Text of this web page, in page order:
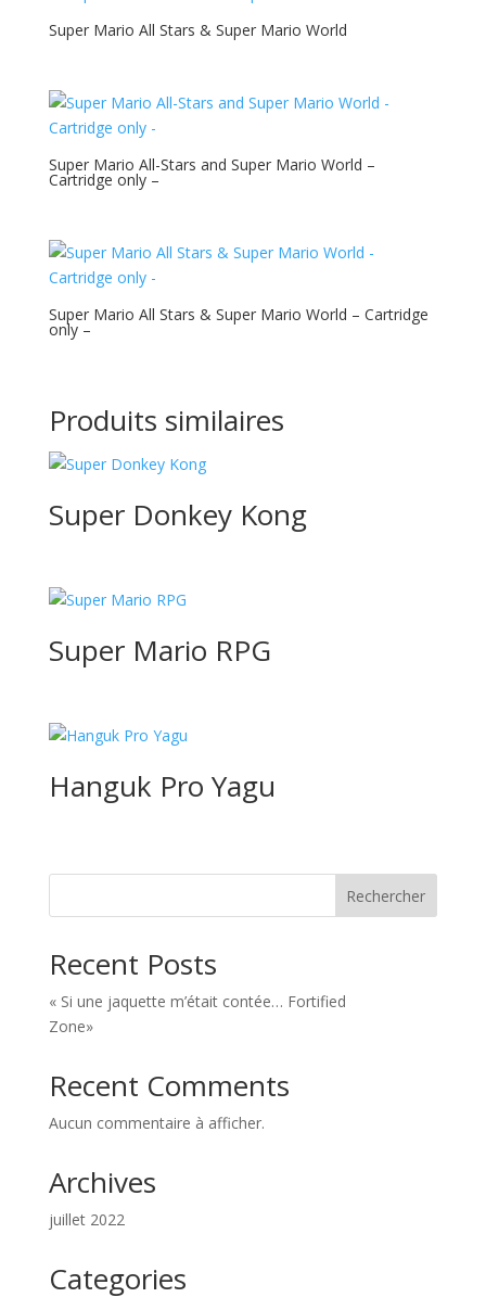
Super Mario All Stars & Super Mario World
Super Mario All-Stars and Super Mario World –
Cartridge only –
Super Mario All Stars & Super Mario World – Cartridge
only –
Produits similaires
Super Donkey Kong
Super Mario RPG
Hanguk Pro Yagu
Rechercher
Recent Posts
« Si une jaquette m’était contée… Fortified
Zone»
Recent Comments
Aucun commentaire à afficher.
Archives
juillet 2022
Categories